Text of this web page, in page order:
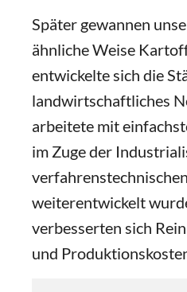
Später gewannen
ähnliche Weise
entwickelte sich die
landwirtschaftliches
arbeitete mit
im Zuge der
weiterentwickelt
verbesserten sich
und